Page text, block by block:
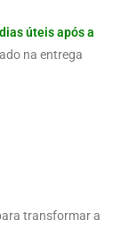
úteis após a
na entrega
transformar a